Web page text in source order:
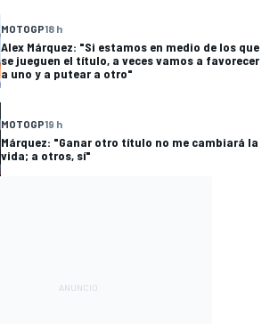
MOTOGP18 h
Alex Márquez: "Si estamos en medio de los que
se jueguen el título, a veces vamos a favorecer
a uno y a putear a otro"
MOTOGP19 h
Márquez: "Ganar otro título no me cambiará la
vida; a otros, sí"